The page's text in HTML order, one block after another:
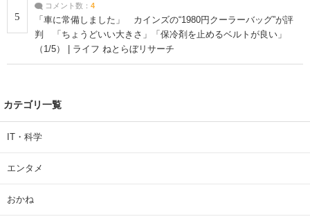
5
コメント数： 4
「車に常備しました」 カインズの“1980円クーラーバッグ”が評
判 「ちょうどいい大きさ」「保冷剤を止めるベルトが良い」
（1/5） | ライフ ねとらぼリサーチ
カテゴリ一覧
IT・科学
エンタメ
おかね